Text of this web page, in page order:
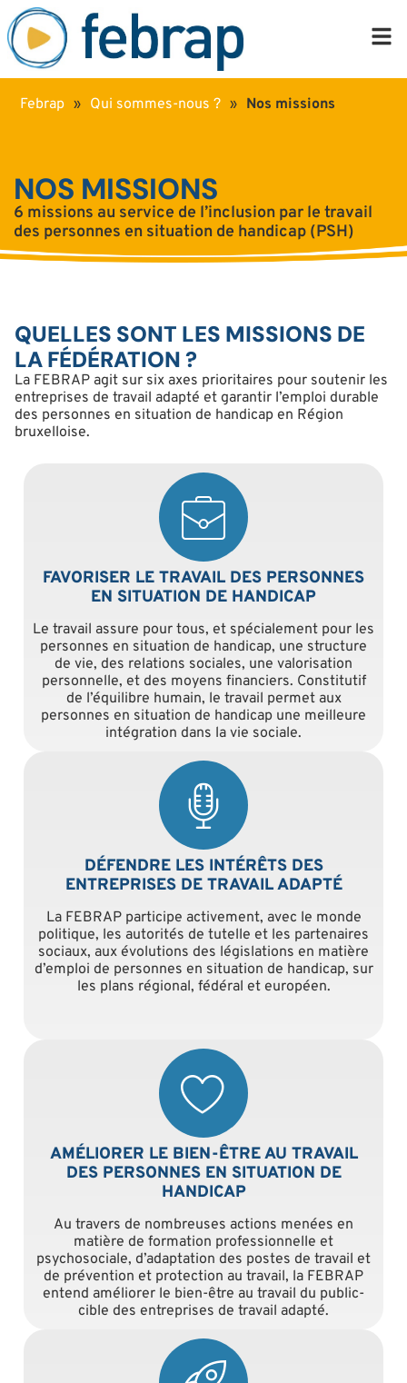
Febrap » Qui sommes-nous ? » Nos missions
NOS MISSIONS
6 missions au service de l’inclusion par le travail
des personnes en situation de handicap (PSH)
QUELLES SONT LES MISSIONS DE
LA FÉDÉRATION ?
La FEBRAP agit sur six axes prioritaires pour soutenir les
entreprises de travail adapté et garantir l’emploi durable
des personnes en situation de handicap en Région
bruxelloise.
FAVORISER LE TRAVAIL DES PERSONNES
EN SITUATION DE HANDICAP
Le travail assure pour tous, et spécialement pour les
personnes en situation de handicap, une structure
de vie, des relations sociales, une valorisation
personnelle, et des moyens financiers. Constitutif
de l’équilibre humain, le travail permet aux
personnes en situation de handicap une meilleure
intégration dans la vie sociale.
DÉFENDRE LES INTÉRÊTS DES
ENTREPRISES DE TRAVAIL ADAPTÉ
La FEBRAP participe activement, avec le monde
politique, les autorités de tutelle et les partenaires
sociaux, aux évolutions des législations en matière
d’emploi de personnes en situation de handicap, sur
les plans régional, fédéral et européen.
AMÉLIORER LE BIEN-ÊTRE AU TRAVAIL
DES PERSONNES EN SITUATION DE
HANDICAP
Au travers de nombreuses actions menées en
matière de formation professionnelle et
psychosociale, d’adaptation des postes de travail et
de prévention et protection au travail, la FEBRAP
entend améliorer le bien-être au travail du public-
cible des entreprises de travail adapté.